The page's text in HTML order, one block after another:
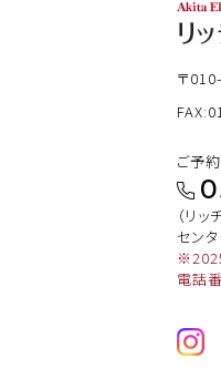
〒
ご予
（リ
セン
電話